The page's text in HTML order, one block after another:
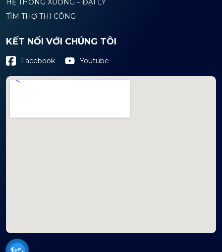
HỆ THỐNG XƯỞNG – ĐẠI LÝ
TÌM THỢ THI CÔNG
KẾT NỐI VỚI CHÚNG TÔI
Facebook Youtube